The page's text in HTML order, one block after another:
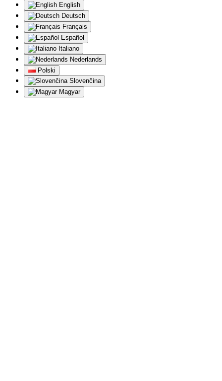
English
Deutsch
Français
Español
Italiano
Nederlands
Polski
Slovenčina
Magyar